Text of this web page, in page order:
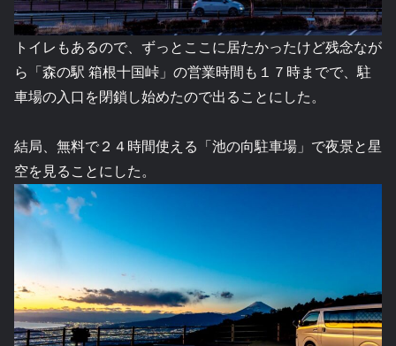
トイレもあるので、ずっとここに居たかったけど残念なが
ら「森の駅 箱根十国峠」の営業時間も１７時までで、駐
車場の入口を閉鎖し始めたので出ることにした。
結局、無料で２４時間使える「池の向駐車場」で夜景と星
空を見ることにした。